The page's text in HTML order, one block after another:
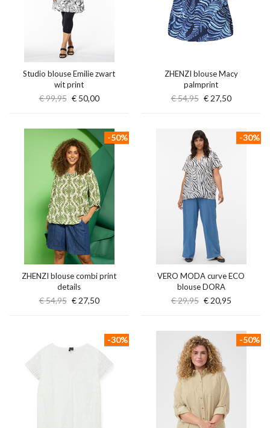
Studio blouse Emilie zwart
wit print
€ 99,95 € 50,00
ZHENZI blouse Macy
palmprint
€ 54,95 € 27,50
ZHENZI blouse combi print
details
€ 54,95 € 27,50
-50%
VERO MODA curve ECO
blouse DORA
€ 29,95 € 20,95
-30%
-30% -50%